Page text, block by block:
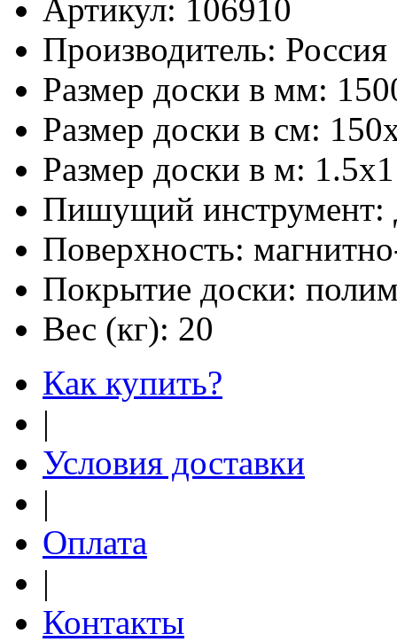
Артикул: 106910
Производитель: Россия
Размер доски в мм:
Размер доски в см:
Размер доски в м:
Пишущий инструмент:
Поверхность:
Покрытие доски:
Вес (кг): 20
Как купить?
|
Условия доставки
|
Оплата
|
Контакты